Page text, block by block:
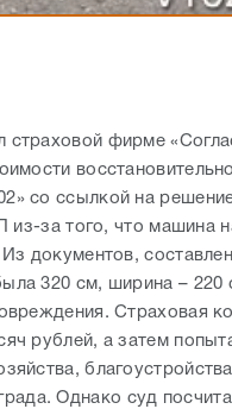
фирме
со ссылкой на
из-за того, что машина
документов,
320 см, ширина – 220
Страховая
рублей, а затем
Однако суд